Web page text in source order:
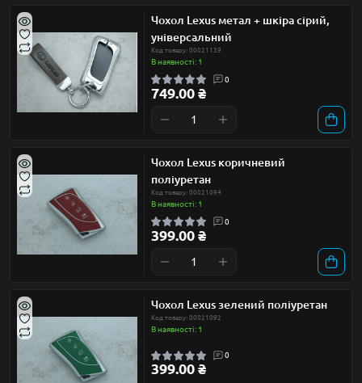
Чохол Lexus метал + шкіра сірий,
універсальний
Код товару: 00021139
В наявності: 1
0
749.00 ₴
Чохол Lexus коричневий
поліуретан
Код товару: 00021094
В наявності: 1
0
399.00 ₴
Чохол Lexus зелений поліуретан
Код товару: 00021092
В наявності: 1
0
399.00 ₴